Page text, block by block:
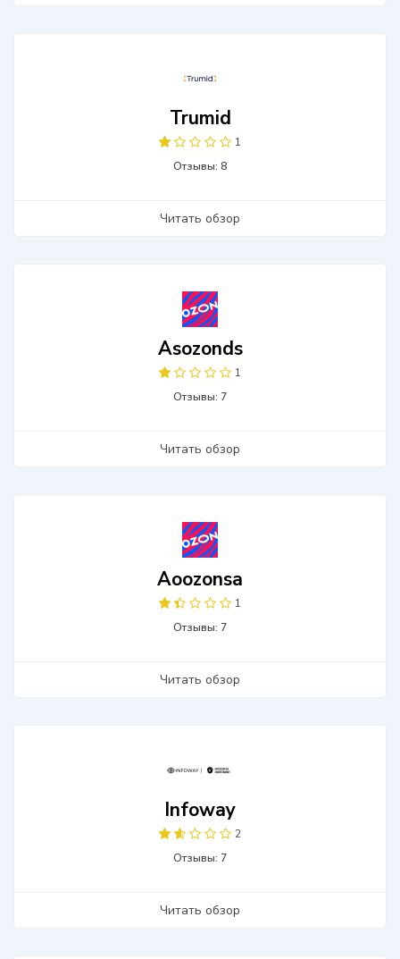
Trumid
1
Отзывы: 8
Читать обзор
Asozonds
1
Отзывы: 7
Читать обзор
Aoozonsa
1
Отзывы: 7
Читать обзор
Infoway
2
Отзывы: 7
Читать обзор